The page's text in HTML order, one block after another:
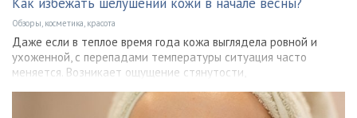
Обзоры, косметика, красота
Даже если в теплое время года кожа выглядела ровной и
ухоженной, с перепадами температуры ситуация часто
меняется. Возникает ощущение стянутости,